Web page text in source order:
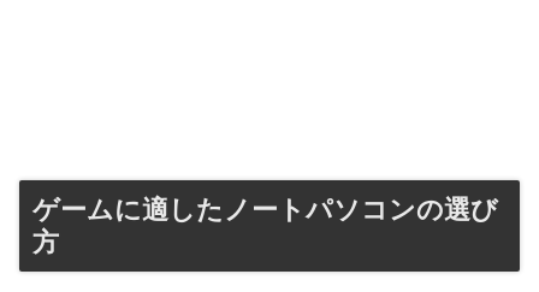
ゲームに適したノートパソコンの選び
方